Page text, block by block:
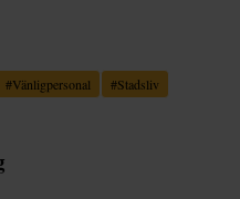
#Vänligpersonal #Stadsliv